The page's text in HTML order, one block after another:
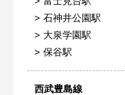
石神井公園駅
大泉学園駅
保谷駅
西武豊島線